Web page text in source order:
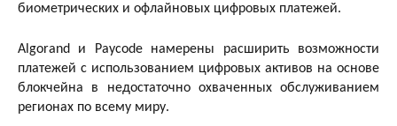
биометрических и офлайновых цифровых платежей.
Algorand и Paycode намерены расширить возможности
платежей с использованием цифровых активов на основе
блокчейна в недостаточно охваченных обслуживанием
регионах по всему миру.